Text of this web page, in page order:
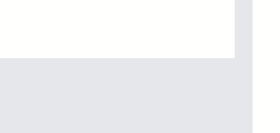
le